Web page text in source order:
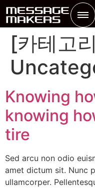
[카테고
Knowing
knowing
tire
Sed arcu non odio
amet dictum sit. Nunc
ullamcorper.